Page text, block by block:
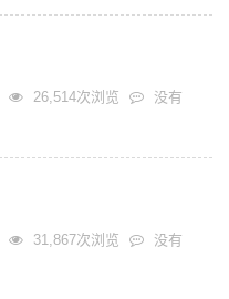
26,514次浏览
没有
31,867次浏览
没有